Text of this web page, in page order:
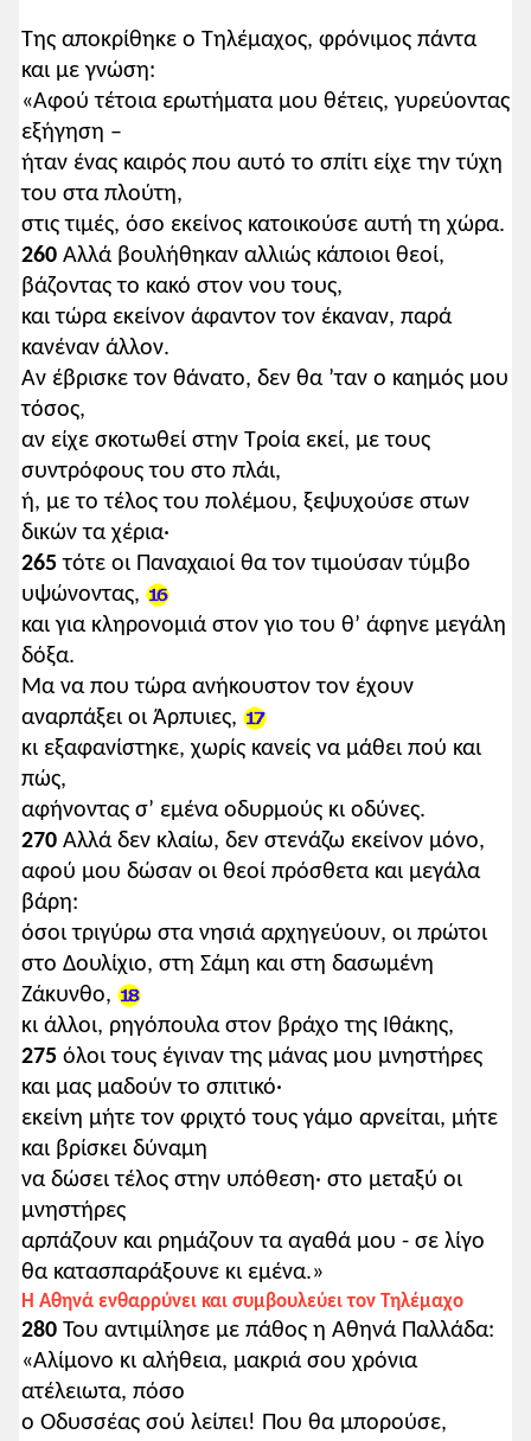
Της αποκρίθηκε ο Τηλέμαχος, φρόνιμος πάντα
και με γνώση:
«Αφού τέτοια ερωτήματα μου θέτεις, γυρεύοντας
εξήγηση –
ήταν ένας καιρός που αυτό το σπίτι είχε την τύχη
του στα πλούτη,
στις τιμές, όσο εκείνος κατοικούσε αυτή τη χώρα.
260 Αλλά βουλήθηκαν αλλιώς κάποιοι θεοί,
βάζοντας το κακό στον νου τους,
και τώρα εκείνον άφαντον τον έκαναν, παρά
κανέναν άλλον.
Αν έβρισκε τον θάνατο, δεν θα ’ταν ο καημός μου
τόσος,
αν είχε σκοτωθεί στην Τροία εκεί, με τους
συντρόφους του στο πλάι,
ή, με το τέλος του πολέμου, ξεψυχούσε στων
δικών τα χέρια·
265 τότε οι Παναχαιοί θα τον τιμούσαν τύμβο
υψώνοντας,
και για κληρονομιά στον γιο του θ’ άφηνε μεγάλη
δόξα.
Μα να που τώρα ανήκουστον τον έχουν
αναρπάξει οι Άρπυιες,
κι εξαφανίστηκε, χωρίς κανείς να μάθει πού και
πώς,
αφήνοντας σ’ εμένα οδυρμούς κι οδύνες.
270 Αλλά δεν κλαίω, δεν στενάζω εκείνον μόνο,
αφού μου δώσαν οι θεοί πρόσθετα και μεγάλα
βάρη:
όσοι τριγύρω στα νησιά αρχηγεύουν, οι πρώτοι
στο Δουλίχιο, στη Σάμη και στη δασωμένη
Ζάκυνθο,
κι άλλοι, ρηγόπουλα στον βράχο της Ιθάκης,
275 όλοι τους έγιναν της μάνας μου μνηστήρες
και μας μαδούν το σπιτικό·
εκείνη μήτε τον φριχτό τους γάμο αρνείται, μήτε
και βρίσκει δύναμη
να δώσει τέλος στην υπόθεση· στο μεταξύ οι
μνηστήρες
αρπάζουν και ρημάζουν τα αγαθά μου - σε λίγο
θα κατασπαράξουνε κι εμένα.»
Η Αθηνά ενθαρρύνει και συμβουλεύει τον Τηλέμαχο
280 Του αντιμίλησε με πάθος η Αθηνά Παλλάδα:
«Αλίμονο κι αλήθεια, μακριά σου χρόνια
ατέλειωτα, πόσο
ο Οδυσσέας σού λείπει! Που θα μπορούσε,